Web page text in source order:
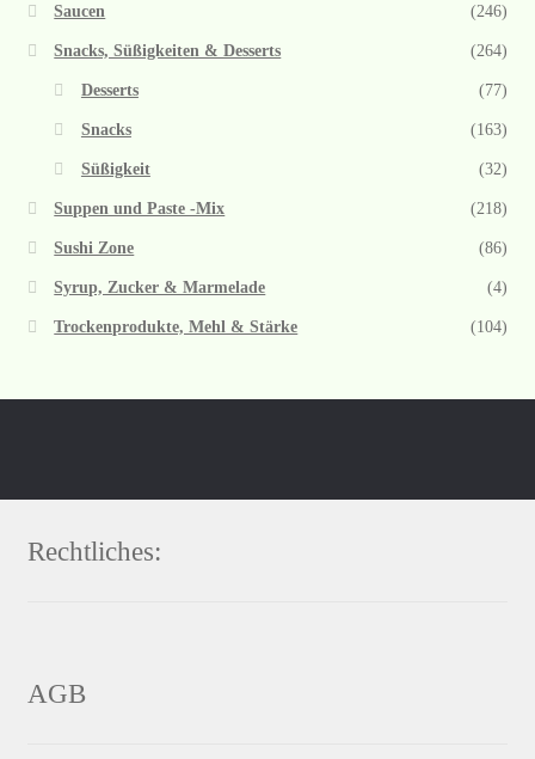
Saucen (246)
Snacks, Süßigkeiten & Desserts (264)
Desserts (77)
Snacks (163)
Süßigkeit (32)
Suppen und Paste -Mix (218)
Sushi Zone (86)
Syrup, Zucker & Marmelade (4)
Trockenprodukte, Mehl & Stärke (104)
Rechtliches:
AGB